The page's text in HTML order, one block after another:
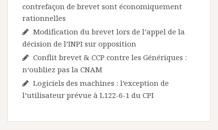
contrefaçon de brevet sont économiquement
rationnelles
Modification du brevet lors de l’appel de la
décision de l’INPI sur opposition
Conflit brevet & CCP contre les Génériques :
n‘oubliez pas la CNAM
Logiciels des machines : l’exception de
l’utilisateur prévue à L122-6-1 du CPI